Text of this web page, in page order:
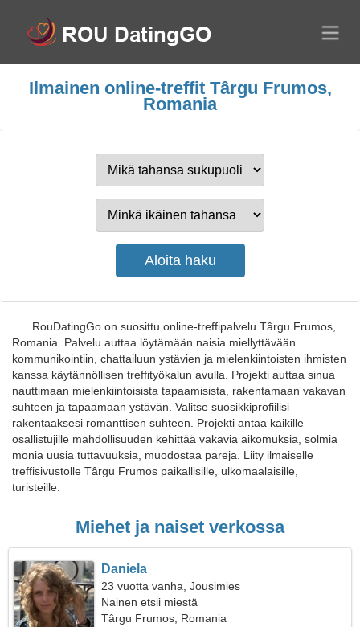
Ilmainen online-treffit Târgu Frumos,
Romania
RouDatingGo on suosittu online-treffipalvelu Târgu Frumos,
Romania. Palvelu auttaa löytämään naisia miellyttävään
kommunikointiin, chattailuun ystävien ja mielenkiintoisten ihmisten
kanssa käytännöllisen treffityökalun avulla. Projekti auttaa sinua
nauttimaan mielenkiintoisista tapaamisista, rakentamaan vakavan
suhteen ja tapaamaan ystävän. Valitse suosikkiprofiilisi
rakentaaksesi romanttisen suhteen. Projekti antaa kaikille
osallistujille mahdollisuuden kehittää vakavia aikomuksia, solmia
monia uusia tuttavuuksia, muodostaa pareja. Liity ilmaiselle
treffisivustolle Târgu Frumos paikallisille, ulkomaalaisille,
turisteille.
Miehet ja naiset verkossa
Daniela
23 vuotta vanha, Jousimies
Nainen etsii miestä
Târgu Frumos, Romania